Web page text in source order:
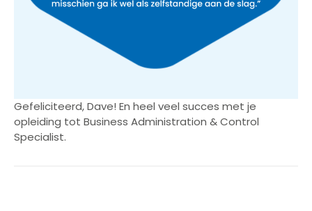
Gefeliciteerd, Dave! En heel veel succes met je
opleiding tot Business Administration & Control
Specialist.